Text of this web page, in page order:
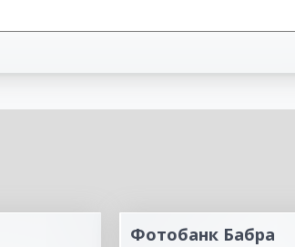
Фотобанк Бабра